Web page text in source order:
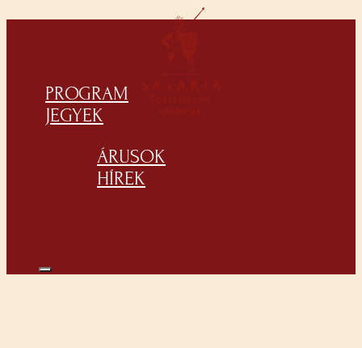
PROGRAM
JEGYEK
ÁRUSOK
HÍREK